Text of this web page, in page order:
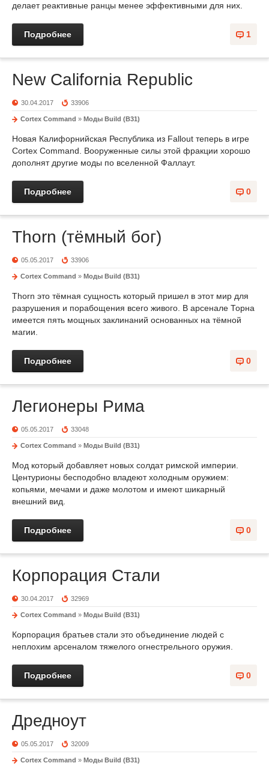
делает реактивные ранцы менее эффективными для них.
1
Подробнее
New California Republic
30.04.2017 33906
Cortex Command » Моды Build (B31)
Новая Калифорнийская Республика из Fallout теперь в игре
Cortex Command. Вооруженные силы этой фракции хорошо
дополнят другие моды по вселенной Фаллаут.
0
Подробнее
Thorn (тёмный бог)
05.05.2017 33906
Cortex Command » Моды Build (B31)
Thorn это тёмная сущность который пришел в этот мир для
разрушения и порабощения всего живого. В арсенале Торна
имеется пять мощных заклинаний основанных на тёмной
магии.
0
Подробнее
Легионеры Рима
05.05.2017 33048
Cortex Command » Моды Build (B31)
Мод который добавляет новых солдат римской империи.
Центурионы бесподобно владеют холодным оружием:
копьями, мечами и даже молотом и имеют шикарный
внешний вид.
0
Подробнее
Корпорация Стали
30.04.2017 32969
Cortex Command » Моды Build (B31)
Корпорация братьев стали это объединение людей с
неплохим арсеналом тяжелого огнестрельного оружия.
0
Подробнее
Дредноут
05.05.2017 32009
Cortex Command » Моды Build (B31)